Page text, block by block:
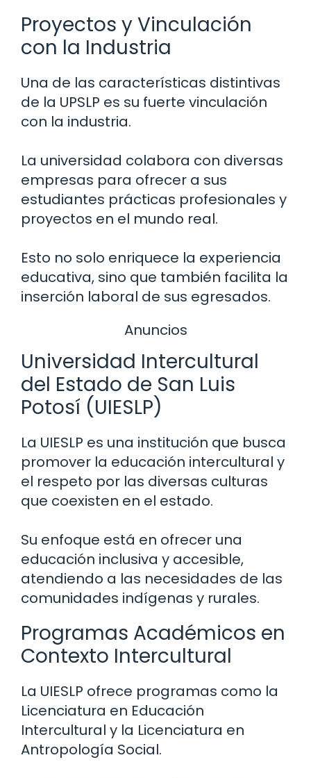
Proyectos y Vinculación
con la Industria
Una de las características distintivas
de la UPSLP es su fuerte vinculación
con la industria.
La universidad colabora con diversas
empresas para ofrecer a sus
estudiantes prácticas profesionales y
proyectos en el mundo real.
Esto no solo enriquece la experiencia
educativa, sino que también facilita la
inserción laboral de sus egresados.
Anuncios
Universidad Intercultural
del Estado de San Luis
Potosí (UIESLP)
La UIESLP es una institución que busca
promover la educación intercultural y
el respeto por las diversas culturas
que coexisten en el estado.
Su enfoque está en ofrecer una
educación inclusiva y accesible,
atendiendo a las necesidades de las
comunidades indígenas y rurales.
Programas Académicos en
Contexto Intercultural
La UIESLP ofrece programas como la
Licenciatura en Educación
Intercultural y la Licenciatura en
Antropología Social.